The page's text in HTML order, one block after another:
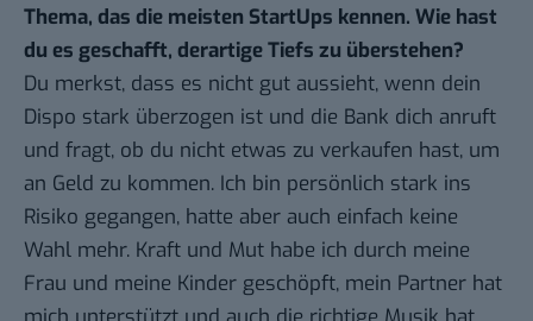
Thema, das die meisten StartUps kennen. Wie hast
du es geschafft, derartige Tiefs zu überstehen?
Du merkst, dass es nicht gut aussieht, wenn dein
Dispo stark überzogen ist und die Bank dich anruft
und fragt, ob du nicht etwas zu verkaufen hast, um
an Geld zu kommen. Ich bin persönlich stark ins
Risiko gegangen, hatte aber auch einfach keine
Wahl mehr. Kraft und Mut habe ich durch meine
Frau und meine Kinder geschöpft, mein Partner hat